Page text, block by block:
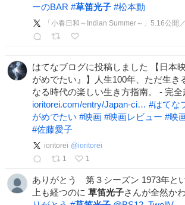
ーのBAR #草笛光子 #松本動
はてなブログに投稿しました 【日本
がめでたい』】人生100年、ただ生き
なる時代の楽しい生き方指南。 - 完全
ioritorei.com/entry/Japan-ci… #はてな
がめでたい #映画 #映画レビュー #映
#佐藤愛子
ioritorei @ioritorei
1
1
ありがとう 第３シーズン 1973年と
上も経つのに 草笛光子さんが全然か